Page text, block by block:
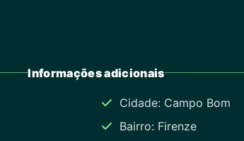
Informações adicionais
Cidade: Campo Bom
Bairro: Firenze